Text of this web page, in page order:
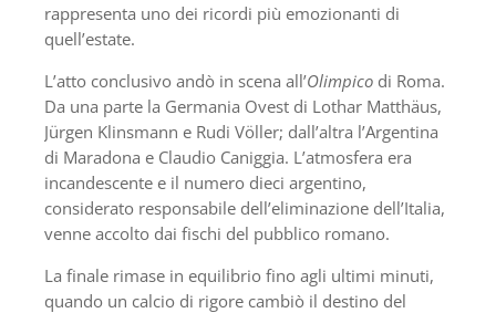
rappresenta uno dei ricordi più emozionanti di
quell’estate.
L’atto conclusivo andò in scena all’Olimpico di Roma.
Da una parte la Germania Ovest di Lothar Matthäus,
Jürgen Klinsmann e Rudi Völler; dall’altra l’Argentina
di Maradona e Claudio Caniggia. L’atmosfera era
incandescente e il numero dieci argentino,
considerato responsabile dell’eliminazione dell’Italia,
venne accolto dai fischi del pubblico romano.
La finale rimase in equilibrio fino agli ultimi minuti,
quando un calcio di rigore cambiò il destino del